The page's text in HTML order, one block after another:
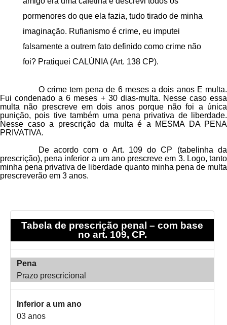
pormenores do que ela fazia, tudo tirado de minha
imaginação. Rufianismo é crime, eu imputei
falsamente a outrem fato definido como crime não
foi? Pratiquei CALÚNIA (Art. 138 CP).
O crime tem pena de 6 meses a dois anos E multa.
Fui condenado a 6 meses + 30 dias-multa. Nesse caso essa
multa não prescreve em dois anos porque não foi a única
punição, pois tive também uma pena privativa de liberdade.
Nesse caso a prescrição da multa é a MESMA DA PENA
PRIVATIVA.
De acordo com o Art. 109 do CP (tabelinha da
prescrição), pena inferior a um ano prescreve em 3. Logo, tanto
minha pena privativa de liberdade quanto minha pena de multa
prescreverão em 3 anos.
Tabela de prescrição penal – com base
no art. 109, CP.
Pena
Prazo prescricional
Inferior a um ano
03 anos